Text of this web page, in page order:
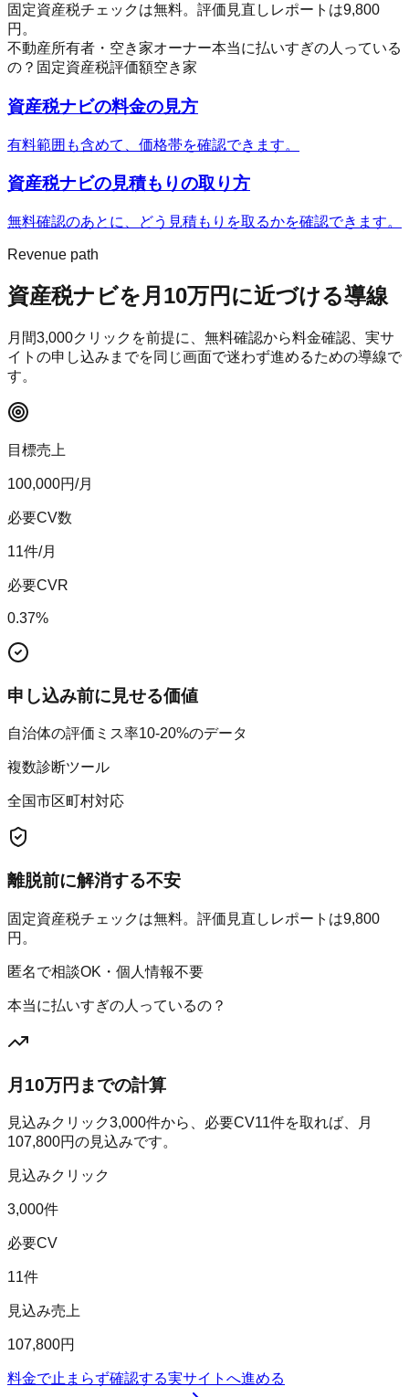
固定資産税チェックは無料。評価見直しレポートは9,800
円。
不動産所有者・空き家オーナー本当に払いすぎの人っている
の？ 固定資産税評価額空き家
資産税ナビの料金の見方
有料範囲も含めて、価格帯を確認できます。
資産税ナビの見積もりの取り方
無料確認のあとに、どう見積もりを取るかを確認できます。
Revenue path
資産税ナビを月10万円に近づける導線
月間3,000クリックを前提に、無料確認から料金確認、実サ
イトの申し込みまでを同じ画面で迷わず進めるための導線で
す。
目標売上
100,000円/月
必要CV数
11件/月
必要CVR
0.37%
申し込み前に見せる価値
自治体の評価ミス率10-20%のデータ
複数診断ツール
全国市区町村対応
離脱前に解消する不安
固定資産税チェックは無料。評価見直しレポートは9,800
円。
匿名で相談OK・個人情報不要
本当に払いすぎの人っているの？
月10万円までの計算
見込みクリック3,000件から、必要CV11件を取れば、月
107,800円の見込みです。
見込みクリック
3,000件
必要CV
11件
見込み売上
107,800円
料金で止まらず確認する実サイトへ進める